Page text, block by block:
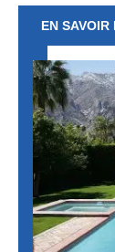
EN SAVOIR